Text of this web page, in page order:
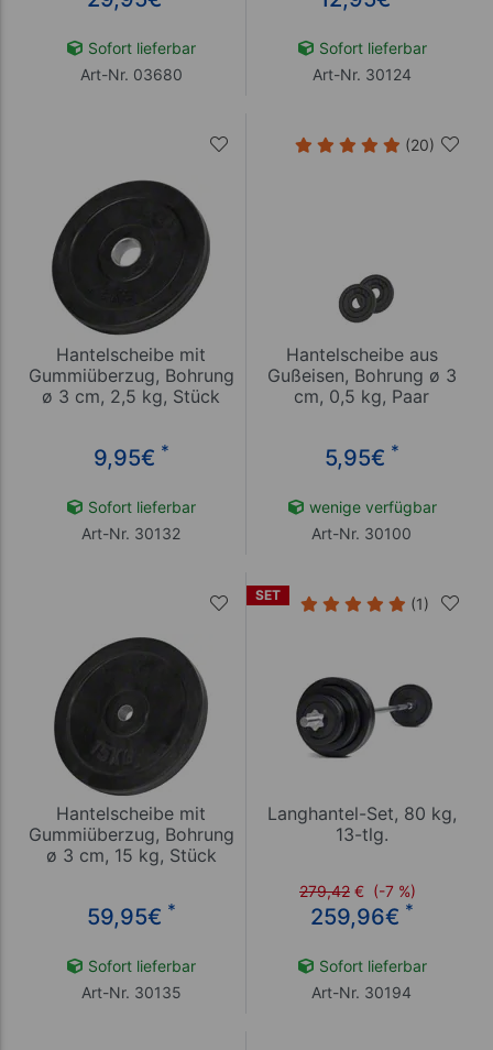
Sofort lieferbar
Art-Nr. 03680
Sofort lieferbar
Art-Nr. 30124
Hantelscheibe mit
Gummiüberzug, Bohrung
ø 3 cm, 2,5 kg, Stück
9,95€ *
Sofort lieferbar
Art-Nr. 30132
(20)
Hantelscheibe aus
Gußeisen, Bohrung ø 3
cm, 0,5 kg, Paar
5,95€ *
wenige verfügbar
Art-Nr. 30100
Hantelscheibe mit
Gummiüberzug, Bohrung
ø 3 cm, 15 kg, Stück
59,95€ *
Sofort lieferbar
Art-Nr. 30135
SET (1)
Langhantel-Set, 80 kg,
13-tlg.
279,42 € (-7 %)
259,96€ *
Sofort lieferbar
Art-Nr. 30194